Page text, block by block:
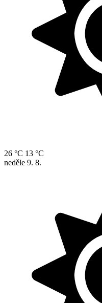
26 °C 13 °C
neděle 9. 8.